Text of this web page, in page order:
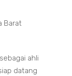
Barat
ahli
datang